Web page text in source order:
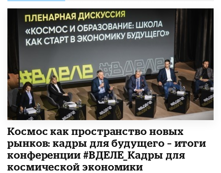
Космос как пространство новых
рынков: кадры для будущего – итоги
конференции #ВДЕЛЕ_Кадры для
космической экономики